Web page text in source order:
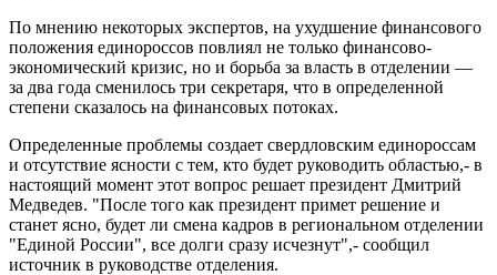
По мнению некоторых экспертов, на ухудшение финансового
положения единороссов повлиял не только финансово-
экономический кризис, но и борьба за власть в отделении —
за два года сменилось три секретаря, что в определенной
степени сказалось на финансовых потоках.
Определенные проблемы создает свердловским единороссам
и отсутствие ясности с тем, кто будет руководить областью,- в
настоящий момент этот вопрос решает президент Дмитрий
Медведев. "После того как президент примет решение и
станет ясно, будет ли смена кадров в региональном отделении
"Единой России", все долги сразу исчезнут",- сообщил
источник в руководстве отделения.